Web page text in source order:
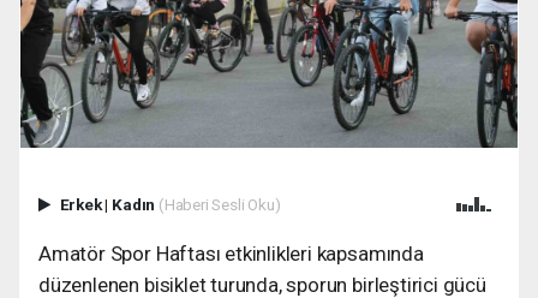
Erkek| Kadın (Haberi Sesli Oku)
Amatör Spor Haftası etkinlikleri kapsamında
düzenlenen bisiklet turunda, sporun birleştirici gücü